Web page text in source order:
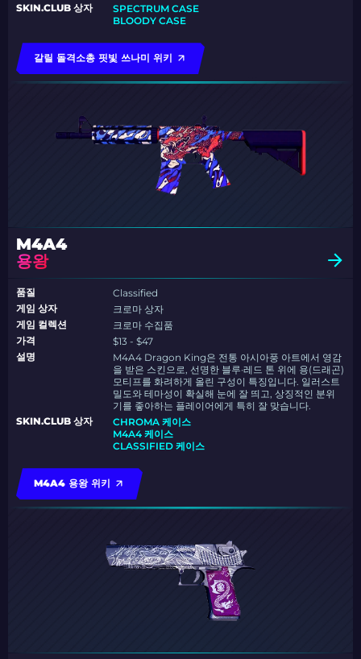
SKIN.CLUB 상자
SPECTRUM CASE
BLOODY CASE
갈릴 돌격소총 핏빛 쓰나미 위키
M4A4
용왕
품질
Classified
게임 상자
크로마 상자
게임 컬렉션
크로마 수집품
가격
$13 - $47
설명
M4A4 Dragon King은 전통 아시아풍 아트에서 영감
을 받은 스킨으로, 선명한 블루·레드 톤 위에 용(드래곤)
모티프를 화려하게 올린 구성이 특징입니다. 일러스트
밀도와 테마성이 확실해 눈에 잘 띄고, 상징적인 분위
기를 좋아하는 플레이어에게 특히 잘 맞습니다.
SKIN.CLUB 상자
CHROMA 케이스
M4A4 케이스
CLASSIFIED 케이스
M4A4 용왕 위키